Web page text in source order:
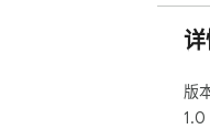
版
1.0